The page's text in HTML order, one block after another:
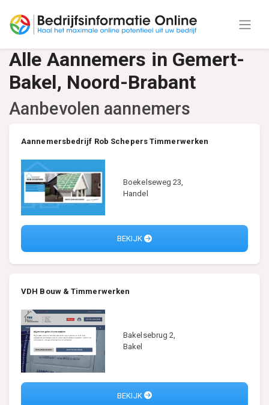
Alle Aannemers in Gemert-
Bakel, Noord-Brabant
Aanbevolen aannemers
Aannemersbedrijf Rob Schepers Timmerwerken
Boekelseweg 23,
Handel
BEKIJK
VDH Bouw & Timmerwerken
Bakelsebrug 2,
Bakel
BEKIJK